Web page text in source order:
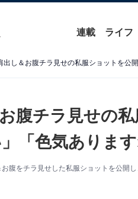
連載 ライフ
出し＆お腹チラ見せの私服ショットを公
腹チラ見せの私
「色気あります
腹をチラ見せした私服ショットを公開し